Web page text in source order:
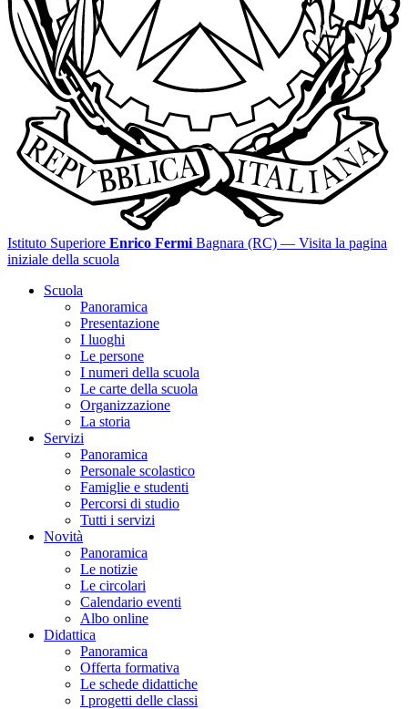
Istituto Superiore Enrico Fermi Bagnara (RC) — Visita la pagina
iniziale della scuola
Scuola
Panoramica
Presentazione
I luoghi
Le persone
I numeri della scuola
Le carte della scuola
Organizzazione
La storia
Servizi
Panoramica
Personale scolastico
Famiglie e studenti
Percorsi di studio
Tutti i servizi
Novità
Panoramica
Le notizie
Le circolari
Calendario eventi
Albo online
Didattica
Panoramica
Offerta formativa
Le schede didattiche
I progetti delle classi